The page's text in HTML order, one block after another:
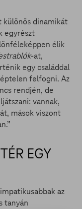
különös dinamikát
egyrészt
élik
-at,
egy családdal
felfogni. Az
rendjén, de
vannak,
mások viszont
EGY
az
tanyán